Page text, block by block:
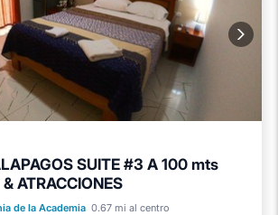
SUITE #3 A 100 mts
ATRACCIONES
de la Academia 0.67 mi al centro
Internet